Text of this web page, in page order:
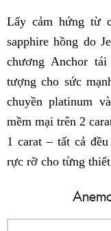
Lấy cảm hứng từ
sapphire hồng do
chương Anchor
tượng cho sức
chuyền platinum
mềm mại trên 2
1 carat – tất cả
rực rỡ cho từng